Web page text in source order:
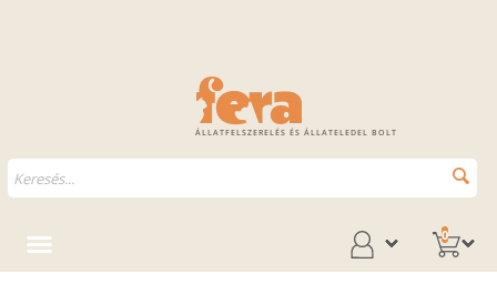
ÁLLATFELSZERELÉS ÉS ÁLLATELEDEL BOLT
0